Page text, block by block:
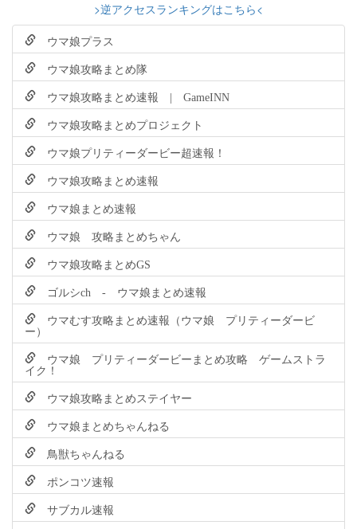
>逆アクセスランキングはこちら<
ウマ娘プラス
ウマ娘攻略まとめ隊
ウマ娘攻略まとめ速報 | GameINN
ウマ娘攻略まとめプロジェクト
ウマ娘プリティーダービー超速報！
ウマ娘攻略まとめ速報
ウマ娘まとめ速報
ウマ娘 攻略まとめちゃん
ウマ娘攻略まとめGS
ゴルシch - ウマ娘まとめ速報
ウマむす攻略まとめ速報（ウマ娘 プリティーダービ
ー）
ウマ娘 プリティーダービーまとめ攻略 ゲームストラ
イク！
ウマ娘攻略まとめステイヤー
ウマ娘まとめちゃんねる
鳥獣ちゃんねる
ポンコツ速報
サブカル速報